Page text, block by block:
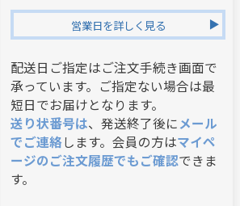
営業日を詳しく見る
配送日ご指定はご注文手続き画面で
承っています。ご指定ない場合は最
短日でお届けとなります。
送り状番号は、発送終了後にメール
でご連絡します。会員の方はマイペ
ージのご注文履歴でもご確認できま
す。